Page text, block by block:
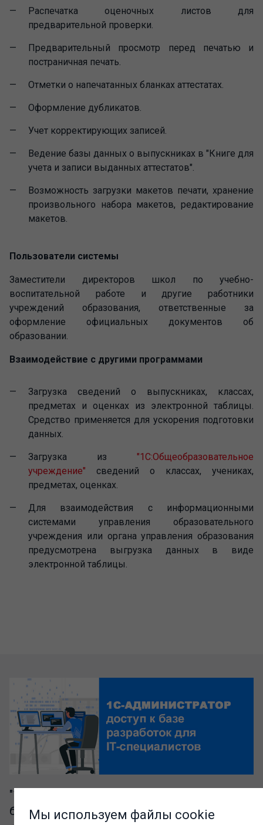
Распечатка оценочных листов для
предварительной проверки.
Предварительный просмотр перед печатью и
постраничная печать.
Отметки о напечатанных бланках аттестатах.
Оформление дубликатов.
Учет корректирующих записей.
Ведение базы данных о выпускниках в "Книге для
учета и записи выданных аттестатов".
Возможность загрузки макетов печати, хранение
произвольного набора макетов, редактирование
макетов.
Пользователи системы
Заместители директоров школ по учебно-
воспитательной работе и другие работники
учреждений образования, ответственные за
оформление официальных документов об
образовании.
Взаимодействие с другими программами
Загрузка сведений о выпускниках, классах,
предметах и оценках из электронной таблицы.
Средство применяется для ускорения подготовки
данных.
Загрузка из "1С:Общеобразовательное
учреждение" сведений о классах, учениках,
предметах, оценках.
Для взаимодействия с информационными
системами управления образовательного
учреждения или органа управления образования
предусмотрена выгрузка данных в виде
электронной таблицы.
"1C-Администратор" – выгодный доступ к
базе разработок сообщества Инфостарт
Мы используем файлы cookie